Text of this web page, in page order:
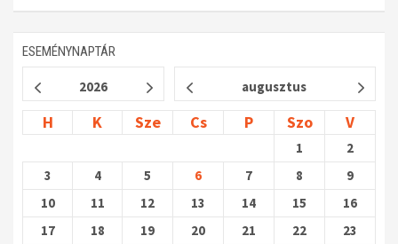
ESEMÉNYNAPTÁR
2026 augusztus
H K Sze Cs P Szo V
1
2
3
4 5 6 7 8
9
10
11 12 13 14 15
16
17
18 19 20 21 22
23